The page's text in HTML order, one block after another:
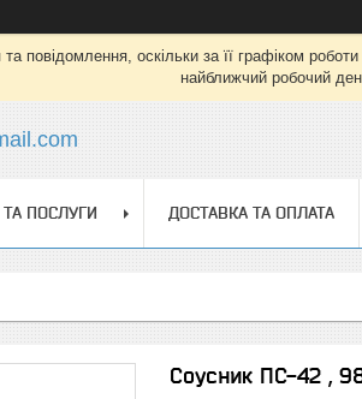
повідомлення, оскільки за її графіком
найближчий робочий
ПОСЛУГИ ДОСТАВКА ТА ОПЛАТА
Соусник ПС-42 ,